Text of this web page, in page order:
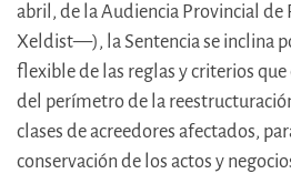
abril, de la Audiencia Provincial
Xeldist—), la Sentencia se inclina
flexible de las reglas y criterios
del perímetro de la
clases de acreedores afectados,
conservación de los actos y